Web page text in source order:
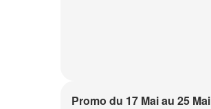
Promo du 17 Mai au 25 Mai